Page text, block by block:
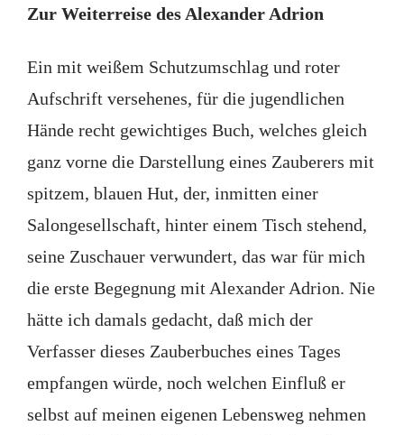
Zur Weiterreise des Alexander Adrion
Ein mit weißem Schutzumschlag und roter
Aufschrift versehenes, für die jugendlichen
Hände recht gewichtiges Buch, welches gleich
ganz vorne die Darstellung eines Zauberers mit
spitzem, blauen Hut, der, inmitten einer
Salongesellschaft, hinter einem Tisch stehend,
seine Zuschauer verwundert, das war für mich
die erste Begegnung mit Alexander Adrion. Nie
hätte ich damals gedacht, daß mich der
Verfasser dieses Zauberbuches eines Tages
empfangen würde, noch welchen Einfluß er
selbst auf meinen eigenen Lebensweg nehmen